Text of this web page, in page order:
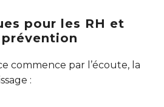
pour les RH et
commence par l’écoute, la
: